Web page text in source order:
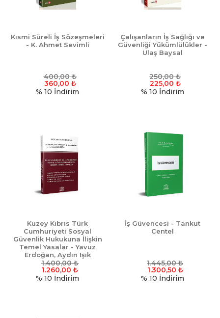
Kısmi Süreli İş Sözeşmeleri
- K. Ahmet Sevimli
400,00₺
360,00 ₺
% 10 İndirim
Çalışanların İş Sağlığı ve
Güvenliği Yükümlülükler -
Ulaş Baysal
250,00₺
225,00 ₺
% 10 İndirim
Kuzey Kıbrıs Türk
Cumhuriyeti Sosyal
Güvenlik Hukukuna İlişkin
Temel Yasalar - Yavuz
Erdoğan, Aydın Işık
1.400,00₺
1.260,00 ₺
% 10 İndirim
İş Güvencesi - Tankut
Centel
1.445,00₺
1.300,50 ₺
% 10 İndirim